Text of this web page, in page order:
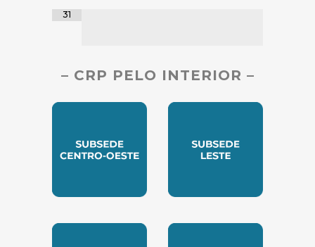
31
– CRP PELO INTERIOR –